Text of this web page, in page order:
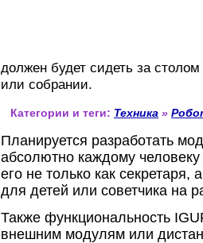
должен будет сидеть за
или собрании.
Категории и теги: Техника »
Планируется разработать
абсолютно каждому
его не только как секретаря,
для детей или советчика на
Также функциональность
внешним модулям или